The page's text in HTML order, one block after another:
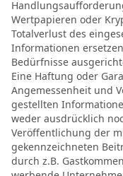
Wertpapieren oder
Totalverlust des
Informationen
Bedürfnisse
Eine Haftung oder
Angemessenheit und
gestellten
weder ausdrücklich
Veröffentlichung der
gekennzeichneten
durch z.B.